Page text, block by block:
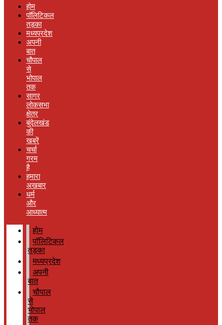
होम
पॉलिटिकल
तड़का
मध्यप्रदेश
अपनी
बात
चौपाल
से
भोपाल
तक
सागर
लोकसभा
क्षेत्र
बुंदेलखंड
की
खबरें
चर्चा
गरम
है
हमारा
अखबार
धर्म
और
आध्यात्म
होम
पॉलिटिकल
तड़का
मध्यप्रदेश
अपनी
बात
चौपाल
से
भोपाल
तक